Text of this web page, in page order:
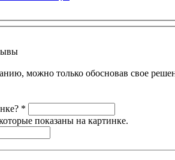
можно только обосновав свое
*
показаны на картинке.